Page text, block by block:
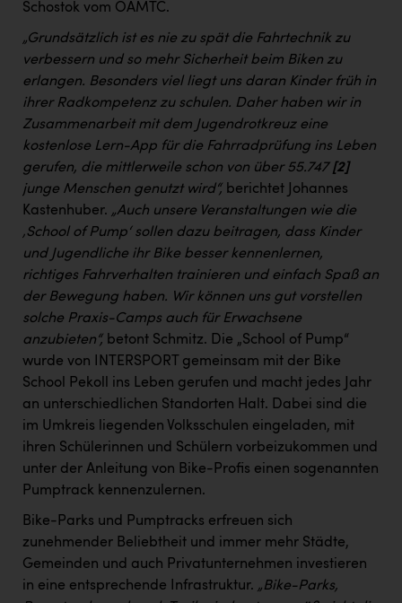
Schostok vom ÖAMTC.
„Grundsätzlich ist es nie zu spät die Fahrtechnik zu
verbessern und so mehr Sicherheit beim Biken zu
erlangen. Besonders viel liegt uns daran Kinder früh in
ihrer Radkompetenz zu schulen. Daher haben wir in
Zusammenarbeit mit dem Jugendrotkreuz eine
kostenlose Lern-App für die Fahrradprüfung ins Leben
gerufen, die mittlerweile schon von über 55.747[2]
junge Menschen genutzt wird“, berichtet Johannes
Kastenhuber. „Auch unsere Veranstaltungen wie die
‚School of Pump‘ sollen dazu beitragen, dass Kinder
und Jugendliche ihr Bike besser kennenlernen,
richtiges Fahrverhalten trainieren und einfach Spaß an
der Bewegung haben. Wir können uns gut vorstellen
solche Praxis-Camps auch für Erwachsene
anzubieten“, betont Schmitz. Die „School of Pump“
wurde von INTERSPORT gemeinsam mit der Bike
School Pekoll ins Leben gerufen und macht jedes Jahr
an unterschiedlichen Standorten Halt. Dabei sind die
im Umkreis liegenden Volksschulen eingeladen, mit
ihren Schülerinnen und Schülern vorbeizukommen und
unter der Anleitung von Bike-Profis einen sogenannten
Pumptrack kennenzulernen.
Bike-Parks und Pumptracks erfreuen sich
zunehmender Beliebtheit und immer mehr Städte,
Gemeinden und auch Privatunternehmen investieren
in eine entsprechende Infrastruktur. „Bike-Parks,